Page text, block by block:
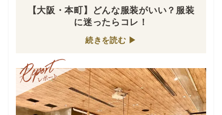
【大阪・本町】どんな服装がいい？服装
に迷ったらコレ！
続きを読む